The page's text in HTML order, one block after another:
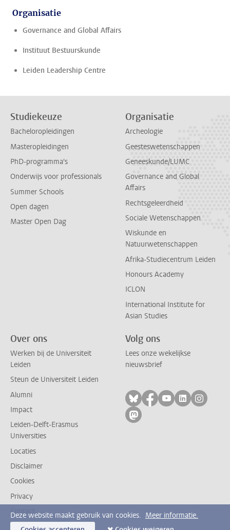
Organisatie
Governance and Global Affairs
Instituut Bestuurskunde
Leiden Leadership Centre
Studiekeuze
Bacheloropleidingen
Masteropleidingen
PhD-programma's
Onderwijs voor professionals
Summer Schools
Open dagen
Master Open Dag
Organisatie
Archeologie
Geesteswetenschappen
Geneeskunde/LUMC
Governance and Global
Affairs
Rechtsgeleerdheid
Sociale Wetenschappen
Wiskunde en
Natuurwetenschappen
Afrika-Studiecentrum Leiden
Honours Academy
ICLON
International Institute for
Asian Studies
Over ons
Werken bij de Universiteit
Leiden
Steun de Universiteit Leiden
Alumni
Impact
Leiden-Delft-Erasmus
Universities
Locaties
Disclaimer
Cookies
Privacy
Contact
Volg ons
Lees onze wekelijkse
nieuwsbrief
Volg ons op bluesky
Volg ons op
Volg ons op
Volg ons
Volg
Volg ons op mastodon
Deze website maakt gebruik van cookies. Meer informatie.